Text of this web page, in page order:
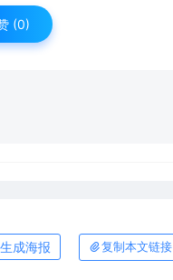
(0)
生成海报 复制本文链接